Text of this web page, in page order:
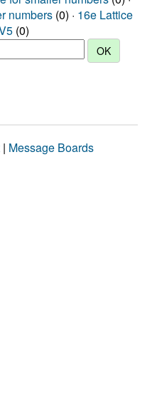
numbers (0) · 16e Lattice
(0)
| Message Boards